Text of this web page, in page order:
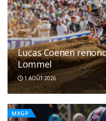
Lucas Coenen
Lommel
1 AOÛT 2026
MXGP